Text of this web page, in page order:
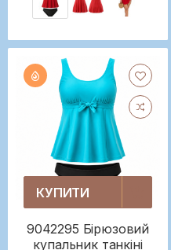
КУПИТИ
9042295 Бірюзовий
купальник танкіні